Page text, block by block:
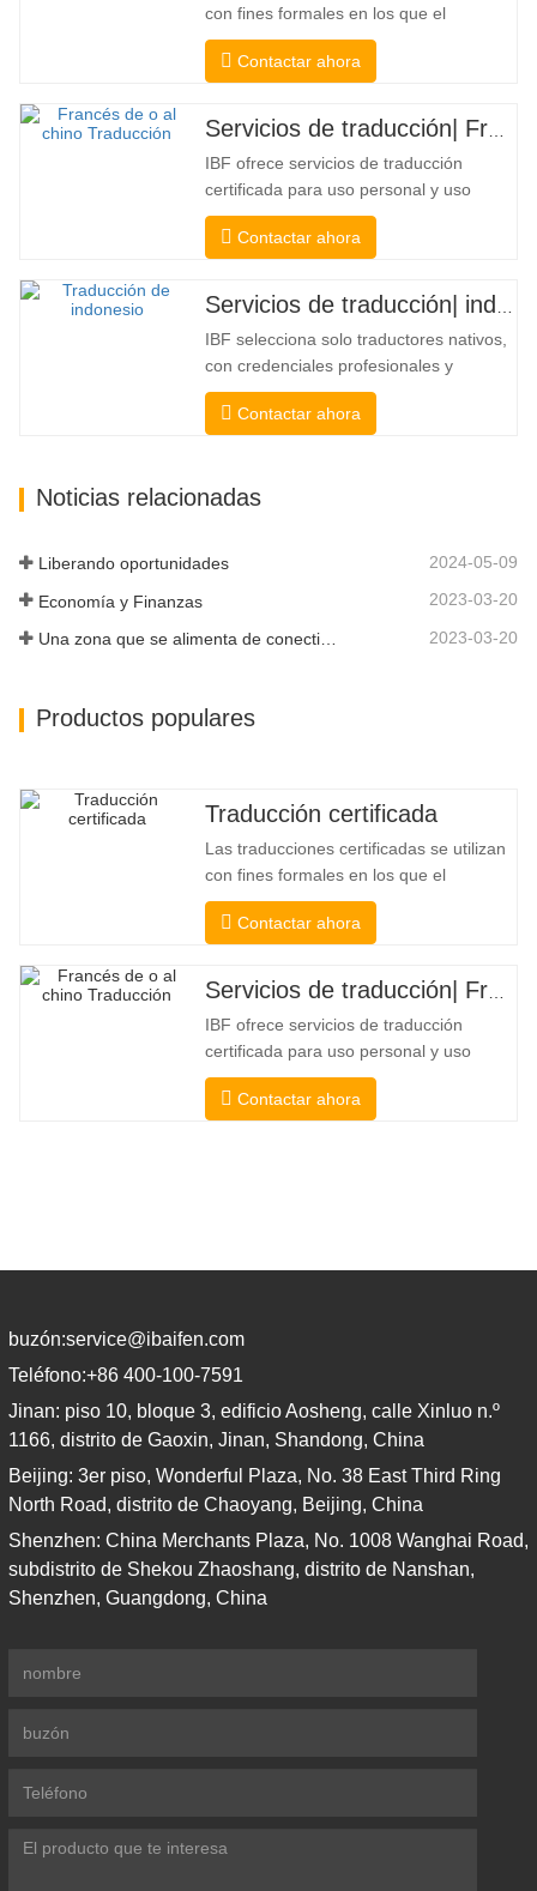
con fines formales en los que el
destinatario necesita una confirmación
para confirmar la precisión y la
presentación a colegios, tribunales y
varios gobiernos municipales, estatales
y federales, este tipo de traducción...
Contactar ahora
IBF ofrece servicios de traducción
certificada para uso personal y uso
oficial de universidades, tribunales y
muchos gobiernos locales. Nosotros
credenciales profesionales y
académicas comprobadas. Antes de
obtener la certificación, los
probaremos...
Contactar ahora
IBF selecciona solo traductores nativos,
con credenciales profesionales y
académicas comprobadas. Antes de
obtener la certificación, los probaremos
acuerdo con los estándares de calidad
Contactar ahora
Noticias relacionadas
Liberando oportunidades 2024-05-09
Economía y Finanzas 2023-03-20
2023-03-20
Productos populares
Traducción certificada
Las traducciones certificadas se utilizan
con fines formales en los que el
destinatario necesita una confirmación
para confirmar la precisión y la
presentación a colegios, tribunales y
varios gobiernos municipales, estatales
y federales, este tipo de traducción
Contactar ahora
IBF ofrece servicios de traducción
certificada para uso personal y uso
oficial de universidades, tribunales y
muchos gobiernos locales. Nosotros
Contactar ahora
buzón:service@ibaifen.com
Teléfono:+86 400-100-7591
Jinan: piso 10, bloque 3, edificio Aosheng, calle Xinluo n.º
1166, distrito de Gaoxin, Jinan, Shandong, China
Beijing: 3er piso, Wonderful Plaza, No. 38 East Third Ring
North Road, distrito de Chaoyang, Beijing, China
Shenzhen: China Merchants Plaza, No. 1008 Wanghai Road,
subdistrito de Shekou Zhaoshang, distrito de Nanshan,
Shenzhen, Guangdong, China